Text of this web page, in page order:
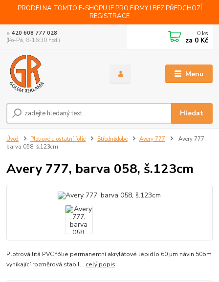
PRODEJ NA TOMTO E-SHOPU JE PRO FIRMY I BEZ PŘEDCHOZÍ
REGISTRACE
Menu
Hledat
+ 420 608 777 028
(Po-Pá, 8-16:30 hod.)
0 ks
za 0 Kč
Úvod Plotrové a ostatní fólie Střednědobé Avery 777
Avery 777,
barva 058, š.123cm
Avery 777, barva 058, š.123cm
Plotrová litá PVC fólie permanentní akrylátové lepidlo 60 µm návin 50bm
vynikající rozměrová stabil... celý popis